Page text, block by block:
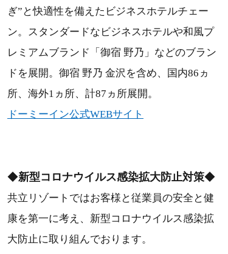
ぎ”と快適性を備えたビジネスホテルチェー
ン。スタンダードなビジネスホテルや和風プ
レミアムブランド「御宿 野乃」などのブラン
ドを展開。御宿 野乃 金沢を含め、国内86ヵ
所、海外1ヵ所、計87ヵ所展開。
ドーミーイン公式WEBサイト
◆新型コロナウイルス感染拡大防止対策◆
共立リゾートではお客様と従業員の安全と健
康を第一に考え、新型コロナウイルス感染拡
大防止に取り組んでおります。